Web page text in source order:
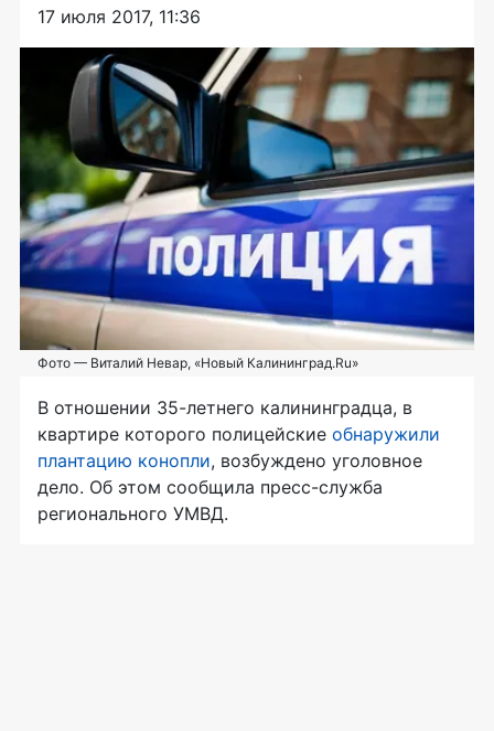
17 июля 2017, 11:36
Фото — Виталий Невар, «Новый Калининград.Ru»
В отношении 35-летнего калининградца, в
квартире которого полицейские обнаружили
плантацию конопли, возбуждено уголовное
дело. Об этом сообщила пресс-служба
регионального УМВД.